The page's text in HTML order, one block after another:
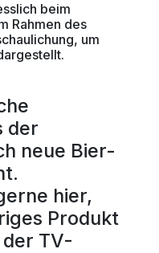
beim
Rahmen des
um
der
neue Bier-
hier,
Produkt
TV-